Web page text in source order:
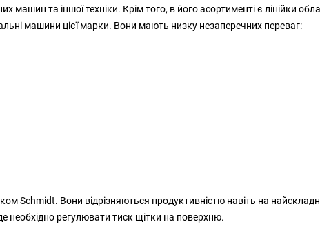
машин та іншої техніки. Крім того, в його асортименті є лінійки
машини цієї марки. Вони мають низку незаперечних переваг:
Schmidt. Вони відрізняються продуктивністю навіть на
необхідно регулювати тиск щітки на поверхню.